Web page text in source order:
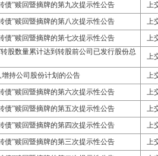
债”赎回暨摘牌的第九次提示性公告
上
债”赎回暨摘牌的第八次提示性公告
上
债”赎回暨摘牌的第七次提示性公告 上
股数量累计达到转股前公司已发行股份总
上
持公司股份计划的公告
上
债”赎回暨摘牌的第六次提示性公告
上
债”赎回暨摘牌的第五次提示性公告
上
债”赎回暨摘牌的第四次提示性公告
上
债”赎回暨摘牌的第三次提示性公告
上